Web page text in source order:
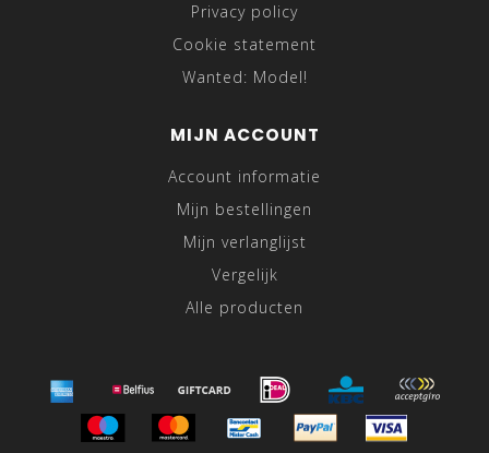
Privacy policy
Cookie statement
Wanted: Model!
MIJN ACCOUNT
Account informatie
Mijn bestellingen
Mijn verlanglijst
Vergelijk
Alle producten